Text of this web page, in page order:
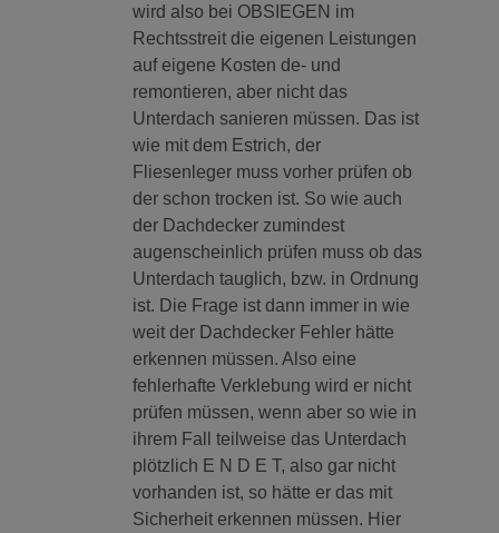
wird also bei OBSIEGEN im
Rechtsstreit die eigenen Leistungen
auf eigene Kosten de- und
remontieren, aber nicht das
Unterdach sanieren müssen. Das ist
wie mit dem Estrich, der
Fliesenleger muss vorher prüfen ob
der schon trocken ist. So wie auch
der Dachdecker zumindest
augenscheinlich prüfen muss ob das
Unterdach tauglich, bzw. in Ordnung
ist. Die Frage ist dann immer in wie
weit der Dachdecker Fehler hätte
erkennen müssen. Also eine
fehlerhafte Verklebung wird er nicht
prüfen müssen, wenn aber so wie in
ihrem Fall teilweise das Unterdach
plötzlich E N D E T, also gar nicht
vorhanden ist, so hätte er das mit
Sicherheit erkennen müssen. Hier